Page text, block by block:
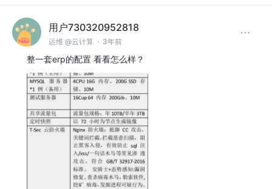
用户730320952818
运维 @云计算 · 3年前
整一套erp的配置 看看怎么样？